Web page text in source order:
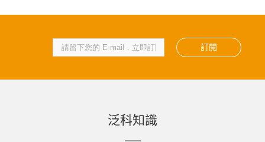
訂閱
泛科知識